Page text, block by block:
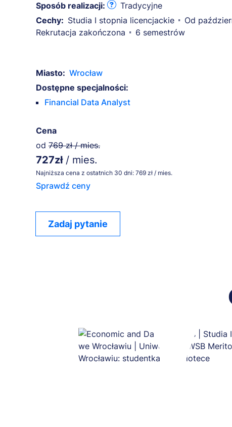
Sposób realizacji:
Tradycyjne
Cechy: Studia I stopnia licencjackie Od
Rekrutacja zakończona
6 semestrów
Miasto: Wrocław
Dostępne specjalności:
Financial Data Analyst
Cena
od 769 zł / mies.
727zł / mies.
Najniższa cena z ostatnich 30 dni: 769 zł / mies.
Sprawdź ceny
Zadaj pytanie